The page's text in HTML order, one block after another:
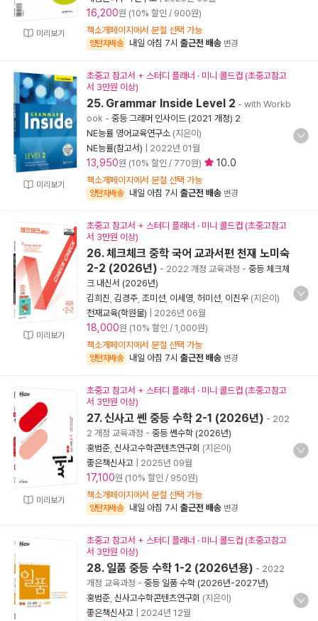
미리보기
16,200원 (10% 할인 / 900원)
책소개페이지에서 분철 선택 가능
양탄자배송 내일 아침 7시 출근전 배송 변경
미리보기
초중고 참고서 + 스터디 플래너 · 미니 콜드컵 (초중고참고
서 3만원 이상)
25. Grammar Inside Level 2 - with Workb
ook - 중등 그래머 인사이드 (2021 개정) 2
NE능률 영어교육연구소 (지은이)
NE능률(참고서)
2022년 01월
13,950원 (10% 할인 / 770원) 10.0
책소개페이지에서 분철 선택 가능
양탄자배송 내일 아침 7시 출근전 배송 변경
미리보기
초중고 참고서 + 스터디 플래너 · 미니 콜드컵 (초중고참고
서 3만원 이상)
26. 체크체크 중학 국어 교과서편 천재 노미숙
2-2 (2026년) - 2022 개정 교육과정 - 중등 체크체
크 내신서 (2026년)
김희진 김경주 조미선 이세영 허미선 이진우 (지은이)
천재교육(학원물)
2026년 06월
18,000원 (10% 할인 / 1,000원)
책소개페이지에서 분철 선택 가능
양탄자배송 내일 아침 7시 출근전 배송 변경
미리보기
초중고 참고서 + 스터디 플래너 · 미니 콜드컵 (초중고참고
서 3만원 이상)
27. 신사고 쎈 중등 수학 2-1 (2026년) - 202
2 개정 교육과정 - 중등 쎈수학 (2026년)
홍범준 신사고수학콘텐츠연구회 (지은이)
좋은책신사고
2025년 09월
17,100원 (10% 할인 / 950원)
책소개페이지에서 분철 선택 가능
양탄자배송 내일 아침 7시 출근전 배송 변경
초중고 참고서 + 스터디 플래너 · 미니 콜드컵 (초중고참고
서 3만원 이상)
28. 일품 중등 수학 1-2 (2026년용) - 2022
개정 교육과정 - 중등 일품 수학 (2026년-2027년)
홍범준 신사고수학콘텐츠연구회 (지은이)
좋은책신사고
2024년 12월